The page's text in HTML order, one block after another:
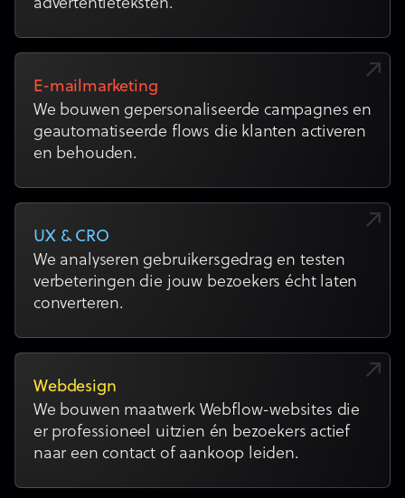
E-mailmarketing
We bouwen gepersonaliseerde campagnes en
geautomatiseerde flows die klanten activeren
en behouden.
UX & CRO
We analyseren gebruikersgedrag en testen
verbeteringen die jouw bezoekers écht laten
converteren.
Webdesign
We bouwen maatwerk Webflow-websites die
er professioneel uitzien én bezoekers actief
naar een contact of aankoop leiden.